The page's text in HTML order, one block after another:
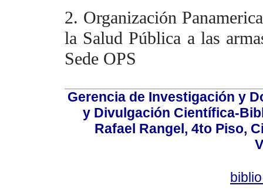
2. Organización
la Salud Pública a las
Sede OPS
Gerencia de Investigación y
y Divulgación Científica-
Rafael Rangel, 4to Piso,